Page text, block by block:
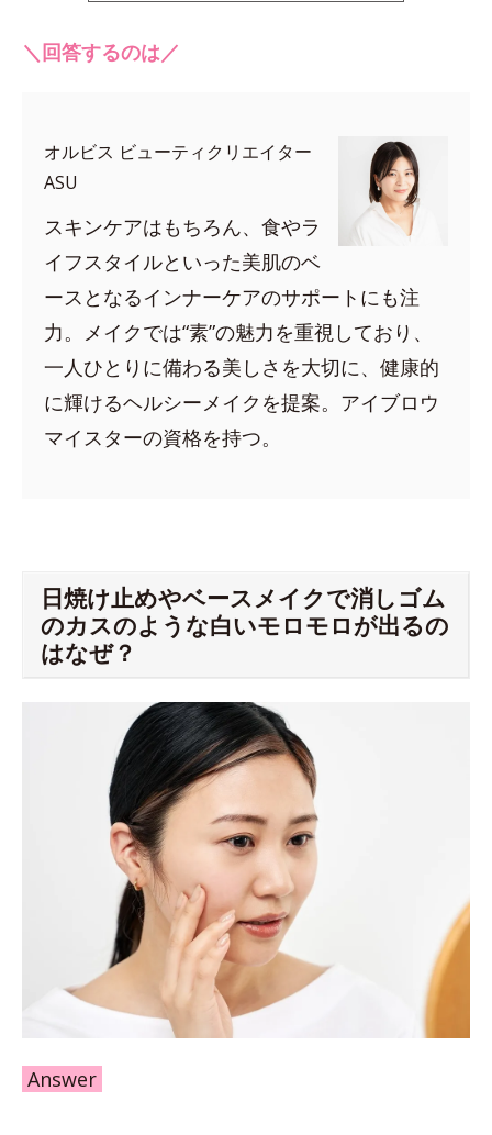
＼回答するのは／
オルビス ビューティクリエイター
ASU
スキンケアはもちろん、食やラ
イフスタイルといった美肌のベ
ースとなるインナーケアのサポートにも注
力。メイクでは“素”の魅力を重視しており、
一人ひとりに備わる美しさを大切に、健康的
に輝けるヘルシーメイクを提案。アイブロウ
マイスターの資格を持つ。
日焼け止めやベースメイクで消しゴム
のカスのような白いモロモロが出るの
はなぜ？
Answer